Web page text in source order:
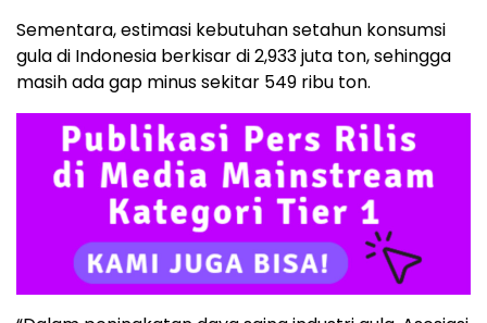
Sementara, estimasi kebutuhan setahun konsumsi
gula di Indonesia berkisar di 2,933 juta ton, sehingga
masih ada gap minus sekitar 549 ribu ton.